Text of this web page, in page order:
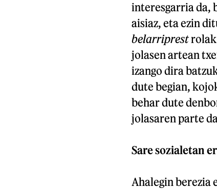
interesgarria da,
aisiaz, eta ezin
belarriprest
jolasen artean
izango dira
dute begian,
behar dute
jolasaren parte
Sare sozialetan
Ahalegin berezia